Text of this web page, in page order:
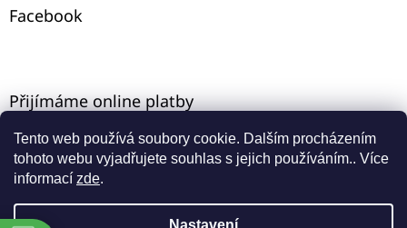
Tento web používá soubory cookie. Dalším procházením
tohoto webu vyjadřujete souhlas s jejich používáním.. Více
informací zde.
Nastavení
Facebook
Přijímáme online platby